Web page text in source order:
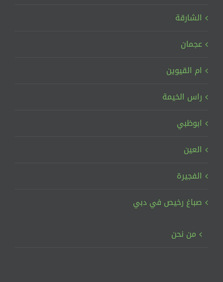
الشارقة
عجمان
ام القيوين
راس الخيمة
ابوظبي
العين
الفجيرة
صباغ رخيص في دبي
من نحن